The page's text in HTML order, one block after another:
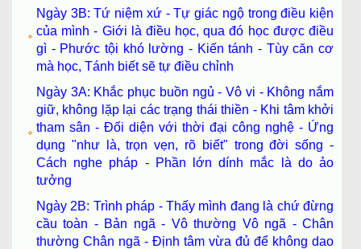
Ngày 3B: Tứ niệm xứ - Tự giác ngộ trong điều kiện
của mình - Giới là điều học, qua đó học được điều
gì - Phước tội khó lường - Kiến tánh - Tùy căn cơ
mà học, Tánh biết sẽ tự điều chỉnh
Ngày 3A: Khắc phục buồn ngủ - Vô vi - Không nắm
giữ, không lặp lại các trạng thái thiền - Khi tâm khởi
tham sân - Đối diện với thời đại công nghệ - Ứng
dụng "như là, trọn vẹn, rõ biết" trong đời sống -
Cách nghe pháp - Phần lớn dính mắc là do ảo
tưởng
Ngày 2B: Trình pháp - Thấy mình đang là chứ đừng
cầu toàn - Bản ngã - Vô thường Vô ngã - Chân
thường Chân ngã - Định tâm vừa đủ để không dao